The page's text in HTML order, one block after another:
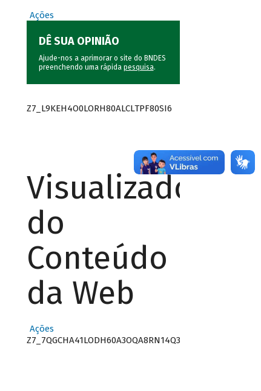
Ações
DÊ SUA OPINIÃO
Ajude-nos a aprimorar o site do BNDES
preenchendo uma rápida pesquisa.
Z7_L9KEH4O0LORH80ALCLTPF80SI6
Visualizador
do
Conteúdo
da Web
Ações
Z7_7QGCHA41LODH60A3OQA8RN14Q3